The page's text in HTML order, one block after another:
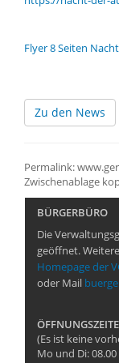
Flyer 8 Seiten
Zu den News
Permalink:
Zwischenablage
BÜRGERBÜRO
Die
geöffnet.
Homepage der
oder Mail
(Es ist keine
Mo und Di: